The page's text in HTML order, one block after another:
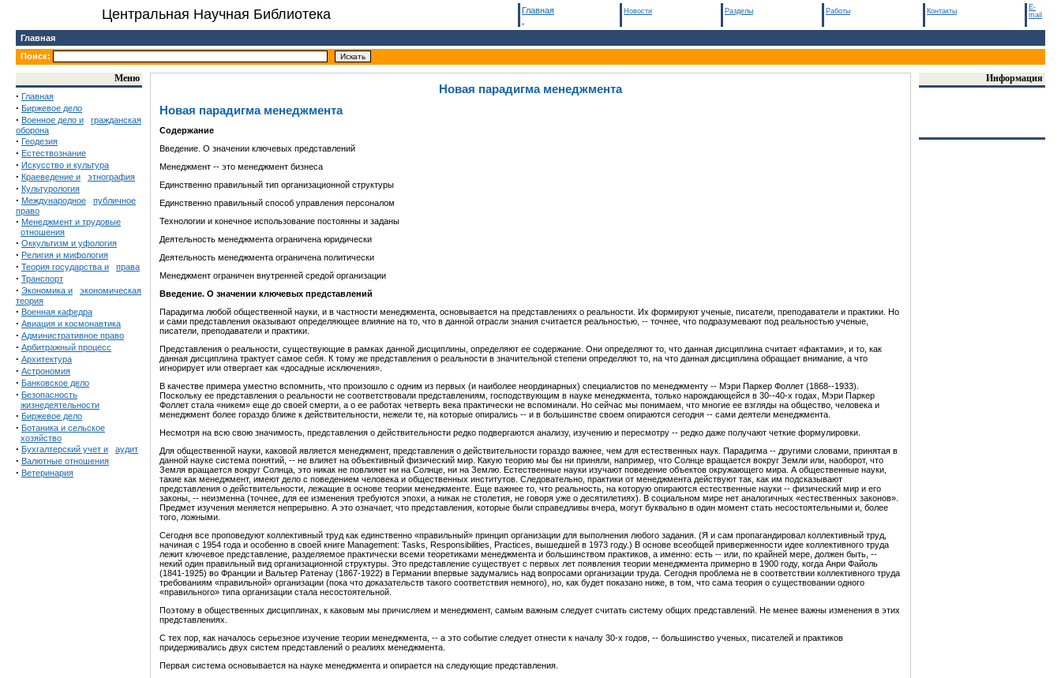
Центральная Научная Библиотека Главная Новости Разделы Работы Контакты
E-
mail
Главная
Поиск:
Меню
· Главная
· Биржевое дело
· Военное дело и
гражданская
оборона
· Геодезия
· Естествознание
· Искусство и культура
· Краеведение и этнография
· Культурология
· Международное
публичное
право
· Менеджмент и трудовые
отношения
· Оккультизм и уфология
· Религия и мифология
· Теория государства и права
· Транспорт
· Экономика и
экономическая
теория
· Военная кафедра
· Авиация и космонавтика
· Административное право
· Арбитражный процесс
· Архитектура
· Астрономия
· Банковское дело
· Безопасность
жизнедеятельности
· Биржевое дело
· Ботаника и сельское
хозяйство
· Бухгалтерский учет и аудит
· Валютные отношения
· Ветеринария
Новая парадигма менеджмента
Новая парадигма менеджмента
Содержание
Введение. О значении ключевых представлений
Менеджмент -- это менеджмент бизнеса
Единственно правильный тип организационной структуры
Единственно правильный способ управления персоналом
Технологии и конечное использование постоянны и заданы
Деятельность менеджмента ограничена юридически
Деятельность менеджмента ограничена политически
Менеджмент ограничен внутренней средой организации
Введение. О значении ключевых представлений
Парадигма любой общественной науки, и в частности менеджмента, основывается на представлениях о реальности. Их формируют ученые, писатели, преподаватели и практики. Но
и сами представления оказывают определяющее влияние на то, что в данной отрасли знания считается реальностью, -- точнее, что подразумевают под реальностью ученые,
писатели, преподаватели и практики.
Представления о реальности, существующие в рамках данной дисциплины, определяют ее содержание. Они определяют то, что данная дисциплина считает «фактами», и то, как
данная дисциплина трактует самое себя. К тому же представления о реальности в значительной степени определяют то, на что данная дисциплина обращает внимание, а что
игнорирует или отвергает как «досадные исключения».
В качестве примера уместно вспомнить, что произошло с одним из первых (и наиболее неординарных) специалистов по менеджменту -- Мэри Паркер Фоллет (1868--1933).
Поскольку ее представления о реальности не соответствовали представлениям, господствующим в науке менеджмента, только нарождающейся в 30--40-х годах, Мэри Паркер
Фоллет стала «никем» еще до своей смерти, а о ее работах четверть века практически не вспоминали. Но сейчас мы понимаем, что многие ее взгляды на общество, человека и
менеджмент более гораздо ближе к действительности, нежели те, на которые опирались -- и в большинстве своем опираются сегодня -- сами деятели менеджмента.
Несмотря на всю свою значимость, представления о действительности редко подвергаются анализу, изучению и пересмотру -- редко даже получают четкие формулировки.
Для общественной науки, каковой является менеджмент, представления о действительности гораздо важнее, чем для естественных наук. Парадигма -- другими словами, принятая в
данной науке система понятий, -- не влияет на объективный физический мир. Какую теорию мы бы ни приняли, например, что Солнце вращается вокруг Земли или, наоборот, что
Земля вращается вокруг Солнца, это никак не повлияет ни на Солнце, ни на Землю. Естественные науки изучают поведение объектов окружающего мира. А общественные науки,
такие как менеджмент, имеют дело с поведением человека и общественных институтов. Следовательно, практики от менеджмента действуют так, как им подсказывают
представления о действительности, лежащие в основе теории менеджменте. Еще важнее то, что реальность, на которую опираются естественные науки -- физический мир и его
законы, -- неизменна (точнее, для ее изменения требуются эпохи, а никак не столетия, не говоря уже о десятилетиях). В социальном мире нет аналогичных «естественных законов».
Предмет изучения меняется непрерывно. А это означает, что представления, которые были справедливы вчера, могут буквально в один момент стать несостоятельными и, более
того, ложными.
Сегодня все проповедуют коллективный труд как единственно «правильный» принцип организации для выполнения любого задания. (Я и сам пропагандировал коллективный труд,
начиная с 1954 года и особенно в своей книге Management: Tasks, Responsibilities, Practices, вышедшей в 1973 году.) В основе всеобщей приверженности идее коллективного труда
лежит ключевое представление, разделяемое практически всеми теоретиками менеджмента и большинством практиков, а именно: есть -- или, по крайней мере, должен быть, --
некий один правильный вид организационной структуры. Это представление существует с первых лет появления теории менеджмента примерно в 1900 году, когда Анри Файоль
(1841-1925) во Франции и Вальтер Ратенау (1867-1922) в Германии впервые задумались над вопросами организации труда. Сегодня проблема не в соответствии коллективного труда
требованиям «правильной» организации (пока что доказательств такого соответствия немного), но, как будет показано ниже, в том, что сама теория о существовании одного
«правильного» типа организации стала несостоятельной.
Поэтому в общественных дисциплинах, к каковым мы причисляем и менеджмент, самым важным следует считать систему общих представлений. Не менее важны изменения в этих
представлениях.
С тех пор, как началось серьезное изучение теории менеджмента, -- а это событие следует отнести к началу 30-х годов, -- большинство ученых, писателей и практиков
придерживались двух систем представлений о реалиях менеджмента.
Первая система основывается на науке менеджмента и опирается на следующие представления.
Информация